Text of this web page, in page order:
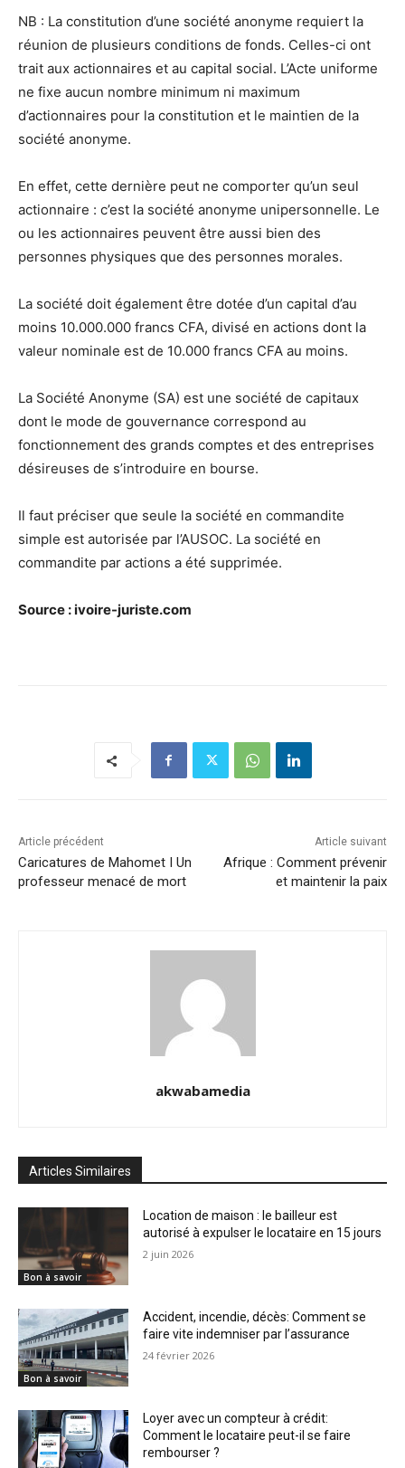
NB : La constitution d’une société anonyme requiert la
réunion de plusieurs conditions de fonds. Celles-ci ont
trait aux actionnaires et au capital social. L’Acte uniforme
ne fixe aucun nombre minimum ni maximum
d’actionnaires pour la constitution et le maintien de la
société anonyme.
En effet, cette dernière peut ne comporter qu’un seul
actionnaire : c’est la société anonyme unipersonnelle. Le
ou les actionnaires peuvent être aussi bien des
personnes physiques que des personnes morales.
La société doit également être dotée d’un capital d’au
moins 10.000.000 francs CFA, divisé en actions dont la
valeur nominale est de 10.000 francs CFA au moins.
La Société Anonyme (SA) est une société de capitaux
dont le mode de gouvernance correspond au
fonctionnement des grands comptes et des entreprises
désireuses de s’introduire en bourse.
Il faut préciser que seule la société en commandite
simple est autorisée par l’AUSOC. La société en
commandite par actions a été supprimée.
Source : ivoire-juriste.com
Article précédent
Caricatures de Mahomet I Un
professeur menacé de mort
Article suivant
Afrique : Comment prévenir
et maintenir la paix
akwabamedia
Articles Similaires
Bon à savoir
Location de maison : le bailleur est
autorisé à expulser le locataire en 15 jours
2 juin 2026
Bon à savoir
Accident, incendie, décès: Comment se
faire vite indemniser par l’assurance
24 février 2026
Loyer avec un compteur à crédit:
Comment le locataire peut-il se faire
rembourser ?